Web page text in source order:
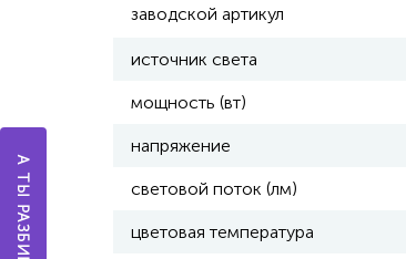
заводской артикул
источник света
мощность (вт)
напряжение
световой поток (лм)
цветовая температура